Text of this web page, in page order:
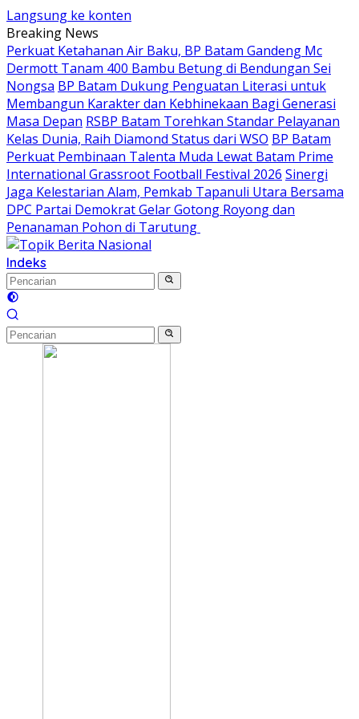
Langsung ke konten
Breaking News
Perkuat Ketahanan Air Baku, BP Batam Gandeng Mc
Dermott Tanam 400 Bambu Betung di Bendungan Sei
Nongsa BP Batam Dukung Penguatan Literasi untuk
Membangun Karakter dan Kebhinekaan Bagi Generasi
Masa Depan RSBP Batam Torehkan Standar Pelayanan
Kelas Dunia, Raih Diamond Status dari WSO BP Batam
Perkuat Pembinaan Talenta Muda Lewat Batam Prime
International Grassroot Football Festival 2026 Sinergi
Jaga Kelestarian Alam, Pemkab Tapanuli Utara Bersama
DPC Partai Demokrat Gelar Gotong Royong dan
Penanaman Pohon di Tarutung ‎
Indeks